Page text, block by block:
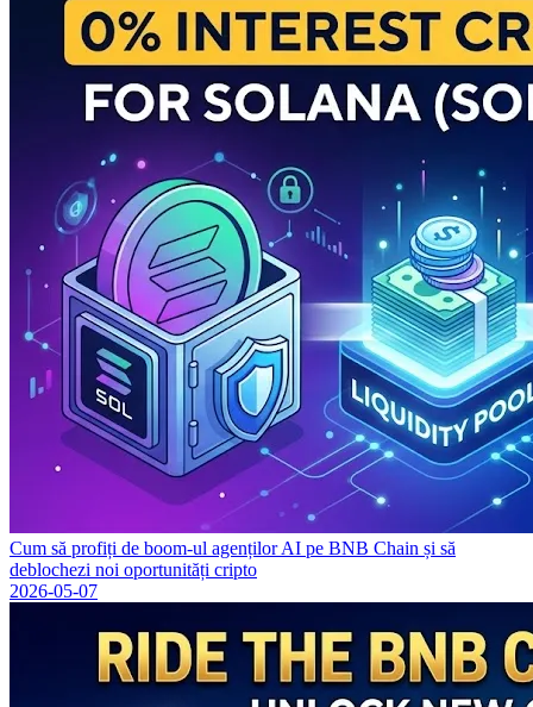
Cum să profiți de boom-ul agenților AI pe BNB Chain și să
deblochezi noi oportunități cripto
2026-05-07